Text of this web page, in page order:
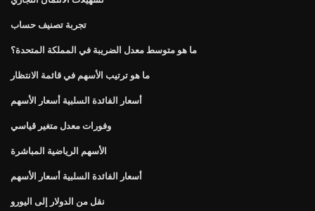
تجربة تصنيف حساب
ما هو متوسط ​​معدل الضريبة في المملكة المتحدة؟
ما هو ترتيب الأسهم في قائمة الانتظار
أسعار الفائدة السلبية أسعار الأسهم
وفورات معدل متغير قياسي
الأسهم الرياضية المباشرة
أسعار الفائدة السلبية أسعار الأسهم
نقل من الدولار إلى اليورو